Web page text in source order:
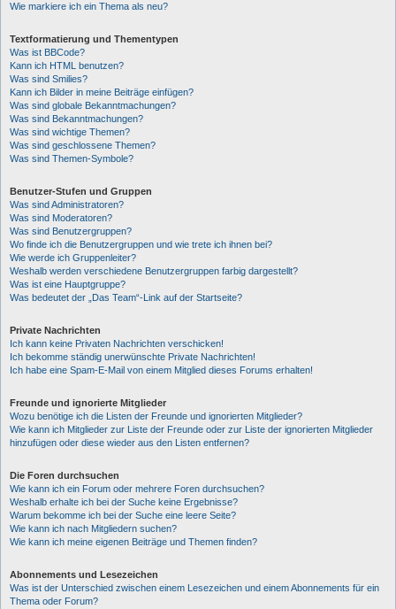
Wie markiere ich ein Thema als neu?
Textformatierung und Thementypen
Was ist BBCode?
Kann ich HTML benutzen?
Was sind Smilies?
Kann ich Bilder in meine Beiträge einfügen?
Was sind globale Bekanntmachungen?
Was sind Bekanntmachungen?
Was sind wichtige Themen?
Was sind geschlossene Themen?
Was sind Themen-Symbole?
Benutzer-Stufen und Gruppen
Was sind Administratoren?
Was sind Moderatoren?
Was sind Benutzergruppen?
Wo finde ich die Benutzergruppen und wie trete ich ihnen bei?
Wie werde ich Gruppenleiter?
Weshalb werden verschiedene Benutzergruppen farbig dargestellt?
Was ist eine Hauptgruppe?
Was bedeutet der „Das Team“-Link auf der Startseite?
Private Nachrichten
Ich kann keine Privaten Nachrichten verschicken!
Ich bekomme ständig unerwünschte Private Nachrichten!
Ich habe eine Spam-E-Mail von einem Mitglied dieses Forums erhalten!
Freunde und ignorierte Mitglieder
Wozu benötige ich die Listen der Freunde und ignorierten Mitglieder?
Wie kann ich Mitglieder zur Liste der Freunde oder zur Liste der ignorierten Mitglieder
hinzufügen oder diese wieder aus den Listen entfernen?
Die Foren durchsuchen
Wie kann ich ein Forum oder mehrere Foren durchsuchen?
Weshalb erhalte ich bei der Suche keine Ergebnisse?
Warum bekomme ich bei der Suche eine leere Seite?
Wie kann ich nach Mitgliedern suchen?
Wie kann ich meine eigenen Beiträge und Themen finden?
Abonnements und Lesezeichen
Was ist der Unterschied zwischen einem Lesezeichen und einem Abonnements für ein
Thema oder Forum?